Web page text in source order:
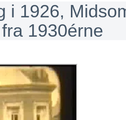
i 1926,
1930érne